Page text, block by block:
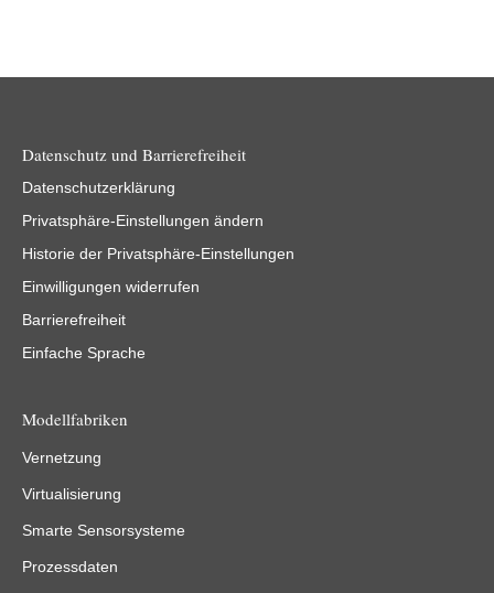
Datenschutz und Barrierefreiheit
Datenschutzerklärung
Privatsphäre-Einstellungen ändern
Historie der Privatsphäre-Einstellungen
Einwilligungen widerrufen
Barrierefreiheit
Einfache Sprache
Modellfabriken
Vernetzung
Virtualisierung
Smarte Sensorsysteme
Prozessdaten